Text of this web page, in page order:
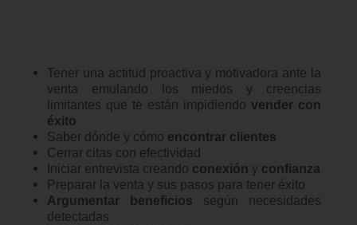
Tener una actitud proactiva y motivadora ante la
venta emulando los miedos y creencias
limitantes que te están impidiendovender con
éxito
Saber dónde y cómo encontrar clientes
Cerrar citas con efectividad
Iniciar entrevista creando conexión y confianza
Preparar la venta y sus pasos para tener éxito
Argumentar beneficios según necesidades
detectadas